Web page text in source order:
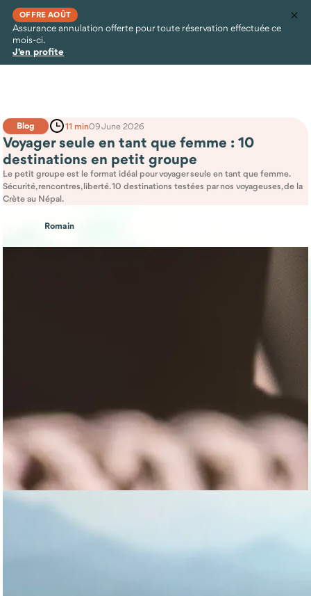
OFFRE AOÛT
Assurance annulation offerte pour toute réservation effectuée ce
mois-ci.
J'en profite
Blog 11 min09 June 2026
Voyager seule en tant que femme : 10
destinations en petit groupe
Le petit groupe est le format idéal pour voyager seule en tant que femme.
Sécurité, rencontres, liberté. 10 destinations testées par nos voyageuses, de la
Crète au Népal.
Romain